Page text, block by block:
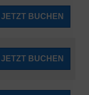
JETZT BUCHEN
JETZT BUCHEN